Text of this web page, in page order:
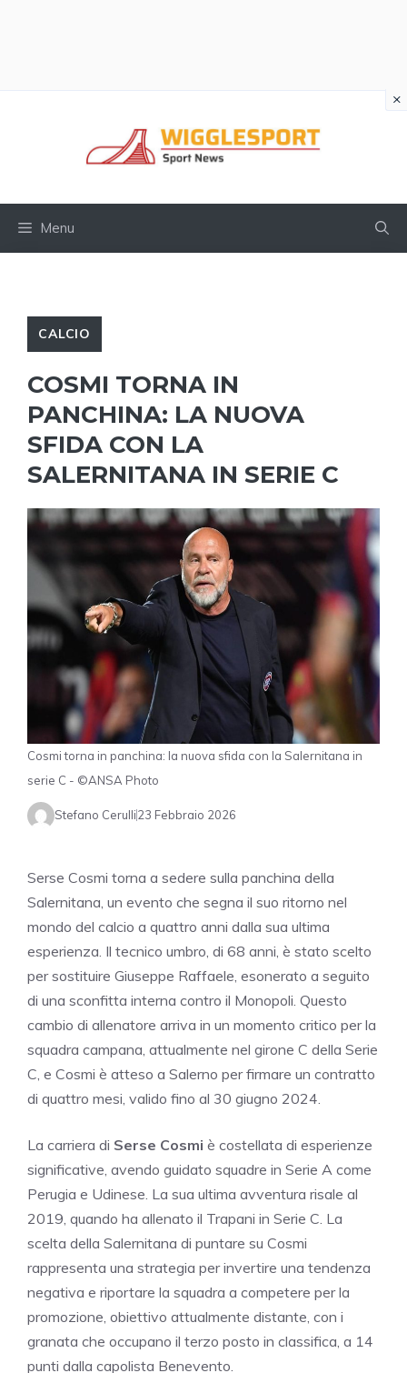
Menu
CALCIO
COSMI TORNA IN
PANCHINA: LA NUOVA
SFIDA CON LA
SALERNITANA IN SERIE C
Cosmi torna in panchina: la nuova sfida con la Salernitana in
serie C - ©ANSA Photo
Stefano Cerulli23 Febbraio 2026
Serse Cosmi torna a sedere sulla panchina della
Salernitana, un evento che segna il suo ritorno nel
mondo del calcio a quattro anni dalla sua ultima
esperienza. Il tecnico umbro, di 68 anni, è stato scelto
per sostituire Giuseppe Raffaele, esonerato a seguito
di una sconfitta interna contro il Monopoli. Questo
cambio di allenatore arriva in un momento critico per la
squadra campana, attualmente nel girone C della Serie
C, e Cosmi è atteso a Salerno per firmare un contratto
di quattro mesi, valido fino al 30 giugno 2024.
La carriera di Serse Cosmi è costellata di esperienze
significative, avendo guidato squadre in Serie A come
Perugia e Udinese. La sua ultima avventura risale al
2019, quando ha allenato il Trapani in Serie C. La
scelta della Salernitana di puntare su Cosmi
rappresenta una strategia per invertire una tendenza
negativa e riportare la squadra a competere per la
promozione, obiettivo attualmente distante, con i
granata che occupano il terzo posto in classifica, a 14
punti dalla capolista Benevento.
×